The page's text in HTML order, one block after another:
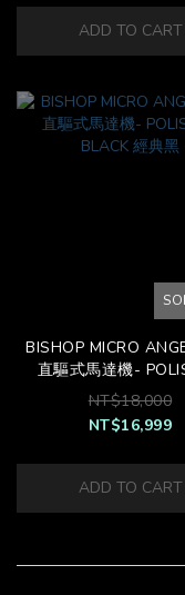
ADD TO CART
BISHOP MICRO
直驅式馬達機-
BLACK 經典黑
NT$18,000
NT$16,999
ADD TO CART